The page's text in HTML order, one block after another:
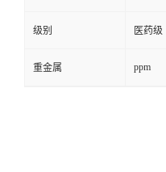
级别 医药级
重金属 ppm